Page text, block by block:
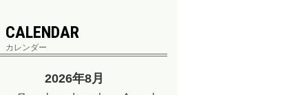
CALENDAR
カレンダー
2026年8月